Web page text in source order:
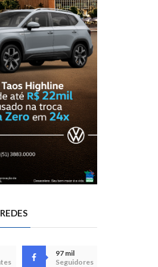
97 mil
Seguidores